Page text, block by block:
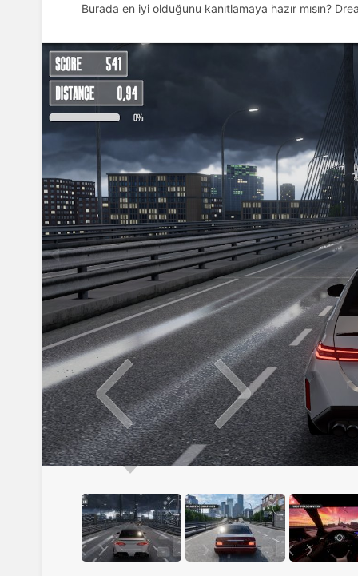
Burada en iyi olduğunu kanıtlamaya hazır mısın?